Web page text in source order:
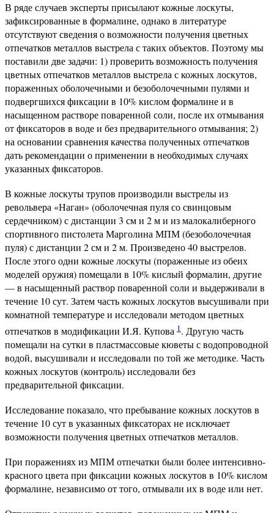
В ряде случаев эксперты присылают кожные лоскуты,
зафиксированные в формалине, однако в литературе
отсутствуют сведения о возможности получения цветных
отпечатков металлов выстрела с таких объектов. Поэтому мы
поставили две задачи: 1) проверить возможность получения
цветных отпечатков металлов выстрела с кожных лоскутов,
пораженных оболочечными и безоболочечными пулями и
подвергшихся фиксации в 10% кислом формалине и в
насыщенном растворе поваренной соли, после их отмывания
от фиксаторов в воде и без предварительного отмывания; 2)
на основании сравнения качества полученных отпечатков
дать рекомендации о применении в необходимых случаях
указанных фиксаторов.
В кожные лоскуты трупов производили выстрелы из
револьвера «Наган» (оболочечная пуля со свинцовым
сердечником) с дистанции 3 см и 2 м и из малокалиберного
спортивного пистолета Марголина МПМ (безоболочечная
пуля) с дистанции 2 см и 2 м. Произведено 40 выстрелов.
После этого одни кожные лоскуты (пораженные из обеих
моделей оружия) помещали в 10% кислый формалин, другие
— в насыщенный раствор поваренной соли и выдерживали в
течение 10 сут. Затем часть кожных лоскутов высушивали при
комнатной температуре и исследовали методом цветных
отпечатков в модификации И.Я. Купова 1. Другую часть
помещали на сутки в пластмассовые кюветы с водопроводной
водой, высушивали и исследовали по той же методике. Часть
кожных лоскутов (контроль) исследовали без
предварительной фиксации.
Исследование показало, что пребывание кожных лоскутов в
течение 10 сут в указанных фиксаторах не исключает
возможности получения цветных отпечатков металлов.
При поражениях из МПМ отпечатки были более интенсивно-
красного цвета при фиксации кожных лоскутов в 10% кислом
формалине, независимо от того, отмывали их в воде или нет.